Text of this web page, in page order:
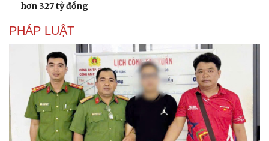
hơn 327 tỷ đồng
PHÁP LUẬT